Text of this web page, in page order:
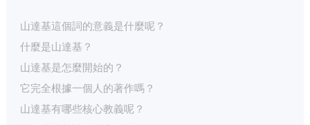
山達基這個詞的意義是什麼呢？
什麼是山達基？
山達基是怎麼開始的？
它完全根據一個人的著作嗎？
山達基有哪些核心教義呢？